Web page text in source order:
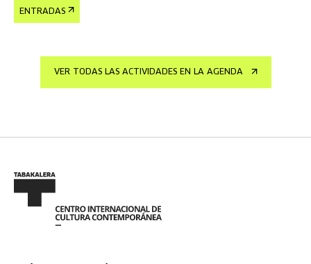
ENTRADAS
VER TODAS LAS ACTIVIDADES EN LA AGENDA